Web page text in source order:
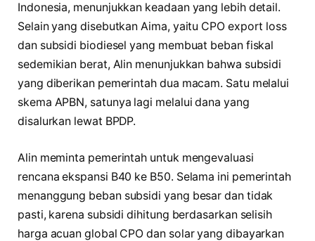
Indonesia, menunjukkan keadaan yang lebih detail.
Selain yang disebutkan Aima, yaitu CPO export loss
dan subsidi biodiesel yang membuat beban fiskal
sedemikian berat, Alin menunjukkan bahwa subsidi
yang diberikan pemerintah dua macam. Satu melalui
skema APBN, satunya lagi melalui dana yang
disalurkan lewat BPDP.
Alin meminta pemerintah untuk mengevaluasi
rencana ekspansi B40 ke B50. Selama ini pemerintah
menanggung beban subsidi yang besar dan tidak
pasti, karena subsidi dihitung berdasarkan selisih
harga acuan global CPO dan solar yang dibayarkan